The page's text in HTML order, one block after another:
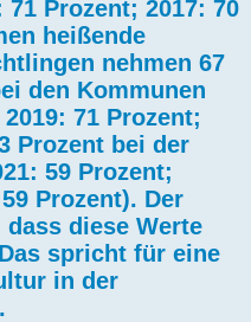
71 Prozent; 2017: 70
heißende
nehmen 67
den Kommunen
71 Prozent;
Prozent bei der
59 Prozent;
Prozent). Der
diese Werte
spricht für eine
in der